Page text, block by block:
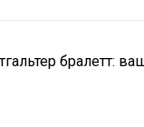
бралетт: